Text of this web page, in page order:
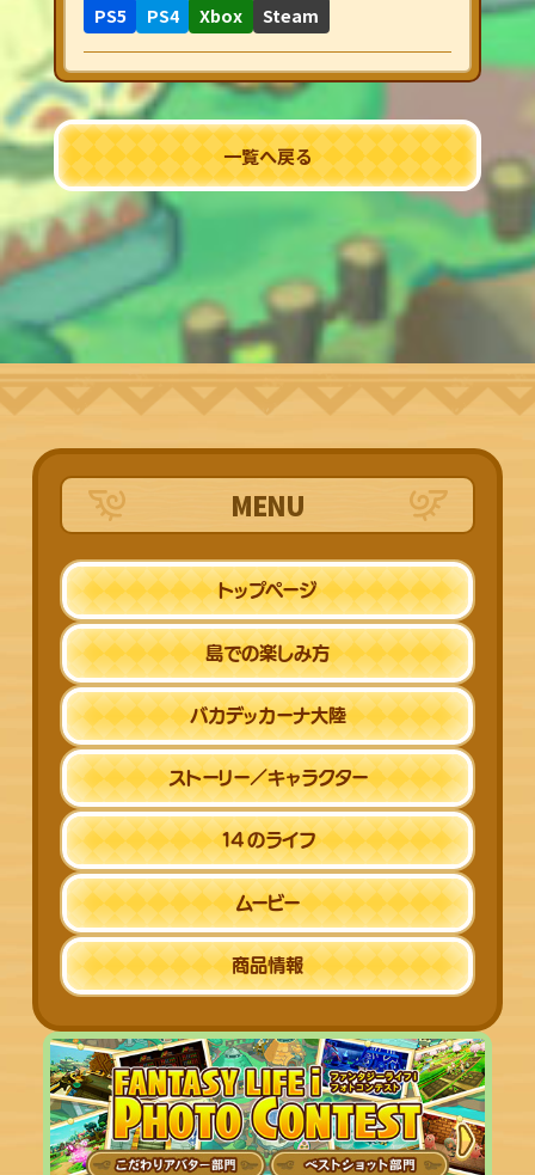
PS5 PS4 Xbox Steam
一覧へ戻る
MENU
トップページ
島での楽しみ方
バカデッカーナ大陸
ストーリー／キャラクター
14 のライフ
ムービー
商品情報